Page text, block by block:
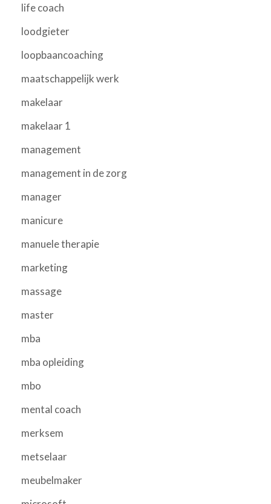
life coach
loodgieter
loopbaancoaching
maatschappelijk werk
makelaar
makelaar 1
management
management in de zorg
manager
manicure
manuele therapie
marketing
massage
master
mba
mba opleiding
mbo
mental coach
merksem
metselaar
meubelmaker